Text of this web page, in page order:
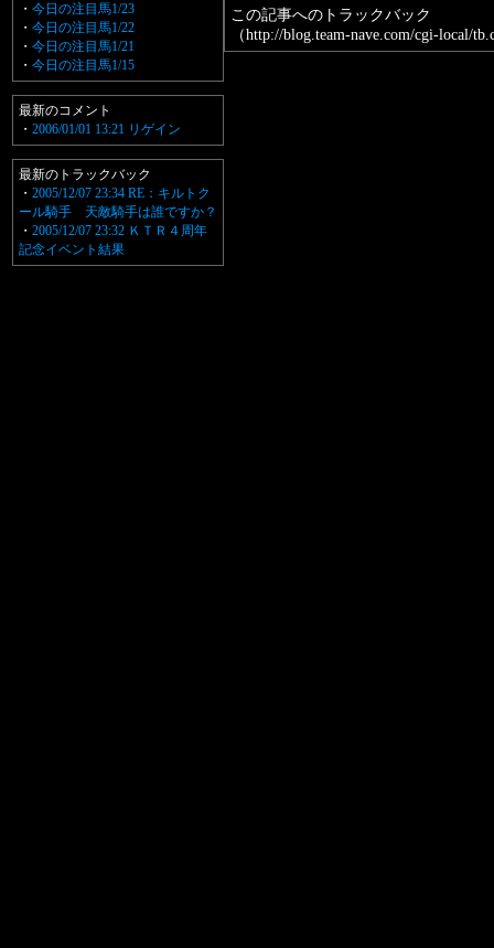
・ 今日の注目馬1/23
・ 今日の注目馬1/22
・ 今日の注目馬1/21
・ 今日の注目馬1/15
最新のコメント
・ 2006/01/01 13:21 リゲイン
最新のトラックバック
・ 2005/12/07 23:34 RE：キルトク
ール騎手 天敵騎手は誰ですか？
・ 2005/12/07 23:32 ＫＴＲ４周年
記念イベント結果
この記事へのトラックバック
（http://blog.team-nave.com/cgi-local/